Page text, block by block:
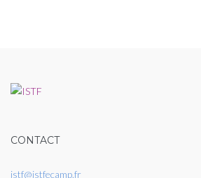
CONTACT
istf@istfecamp.fr